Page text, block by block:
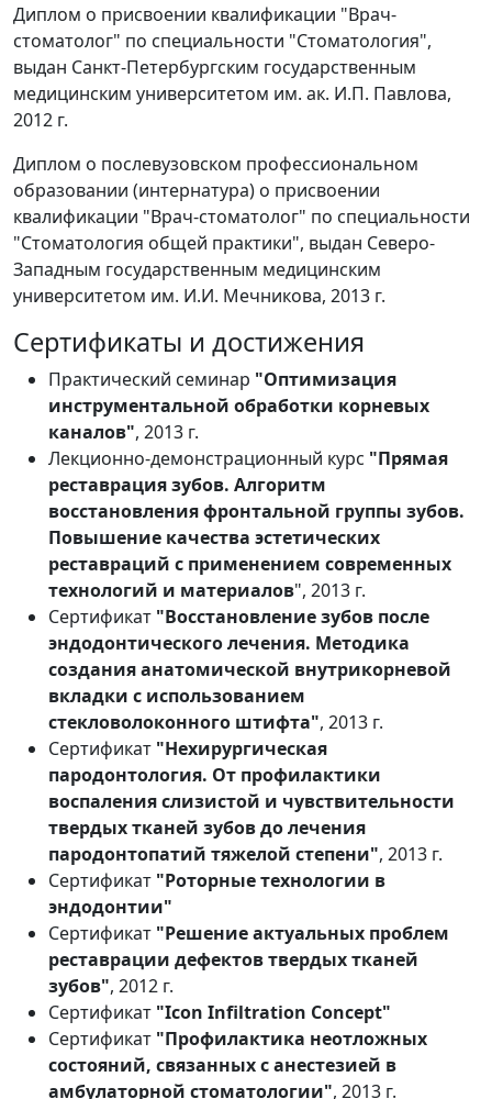
Диплом о присвоении квалификации "Врач-
стоматолог" по специальности "Стоматология",
выдан Санкт-Петербургским государственным
медицинским университетом им. ак. И.П. Павлова,
2012 г.
Диплом о послевузовском профессиональном
образовании (интернатура) о присвоении
квалификации "Врач-стоматолог" по специальности
"Стоматология общей практики", выдан Северо-
Западным государственным медицинским
университетом им. И.И. Мечникова, 2013 г.
Сертификаты и достижения
Практический семинар "Оптимизация
инструментальной обработки корневых
каналов", 2013 г.
Лекционно-демонстрационный курс "Прямая
реставрация зубов. Алгоритм
восстановления фронтальной группы зубов.
Повышение качества эстетических
реставраций с применением современных
технологий и материалов", 2013 г.
Сертификат "Восстановление зубов после
эндодонтического лечения. Методика
создания анатомической внутрикорневой
вкладки с использованием
стекловолоконного штифта", 2013 г.
Сертификат "Нехирургическая
пародонтология. От профилактики
воспаления слизистой и чувствительности
твердых тканей зубов до лечения
пародонтопатий тяжелой степени", 2013 г.
Сертификат "Роторные технологии в
эндодонтии"
Сертификат "Решение актуальных проблем
реставрации дефектов твердых тканей
зубов", 2012 г.
Сертификат "Icon Infiltration Concept"
Сертификат "Профилактика неотложных
состояний, связанных с анестезией в
амбулаторной стоматологии", 2013 г.